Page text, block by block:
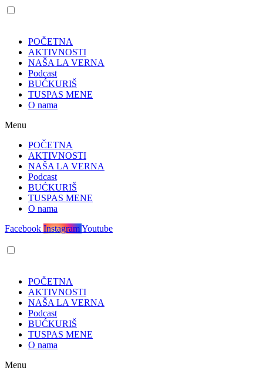
POČETNA
AKTIVNOSTI
NAŠA LA VERNA
Podcast
BUĆKURIŠ
TUSPAS MENE
O nama
Menu
POČETNA
AKTIVNOSTI
NAŠA LA VERNA
Podcast
BUĆKURIŠ
TUSPAS MENE
O nama
Facebook InstagramYoutube
POČETNA
AKTIVNOSTI
NAŠA LA VERNA
Podcast
BUĆKURIŠ
TUSPAS MENE
O nama
Menu